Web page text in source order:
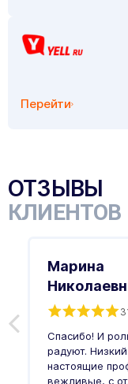
Перейти
ОТЗЫВЫ
КЛИЕНТОВ
Марина
Спасибо! И
радуют.
настоящие
вежливые, с